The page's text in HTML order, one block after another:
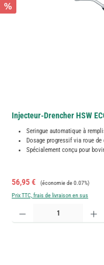
%
Injecteur-Drencher HSW
Seringue automatique à
Dosage progressif via roue de
Spécialement conçu pour
Prix de vente :
56,95 € Prix régulier :
(économie de 0.07%)
Prix TTC, frais de livraison en sus
Quantité de produit : Entrez la